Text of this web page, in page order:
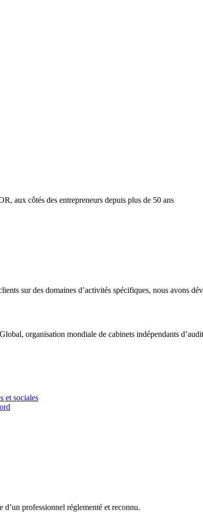
aux côtés des entrepreneurs depuis plus de 50 ans
sur des domaines d’activités spécifiques, nous avons
organisation mondiale de cabinets indépendants
et sociales
professionnel réglementé et reconnu.